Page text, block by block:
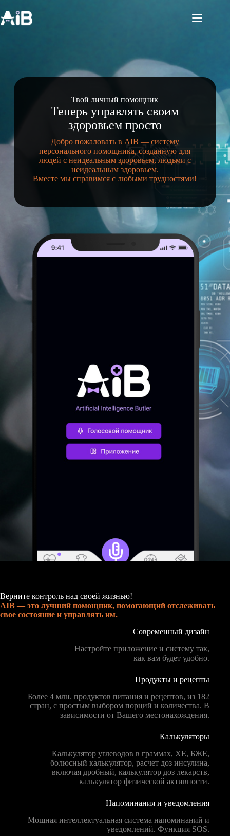
сути
Твой личный помощник
Теперь управлять своим
здоровьем просто
Добро пожаловать в AIB — систему
персонального помощника, созданную для
людей с неидеальным здоровьем, людьми с
неидеальным здоровьем.
Вместе мы справимся с любыми трудностями!
Верните контроль над своей жизнью!
AIB — это лучший помощник, помогающий отслеживать
свое состояние и управлять им.
Современный дизайн
Настройте приложение и систему так,
как вам будет удобно.
Продукты и рецепты
Более 4 млн. продуктов питания и рецептов, из 182
стран, с простым выбором порций и количества. В
зависимости от Вашего местонахождения.
Калькуляторы
Калькулятор углеводов в граммах, ХЕ, БЖЕ,
болюсный калькулятор, расчет доз инсулина,
включая дробный, калькулятор доз лекарств,
калькулятор физической активности.
Напоминания и уведомления
Мощная интеллектуальная система напоминаний и
уведомлений. Функция SOS.